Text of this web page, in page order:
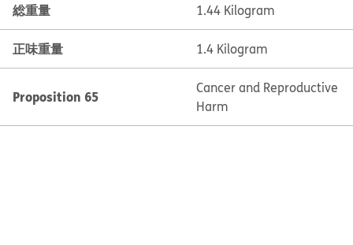
総重量 1.44 Kilogram
正味重量 1.4 Kilogram
Proposition 65
Cancer and Reproductive
Harm